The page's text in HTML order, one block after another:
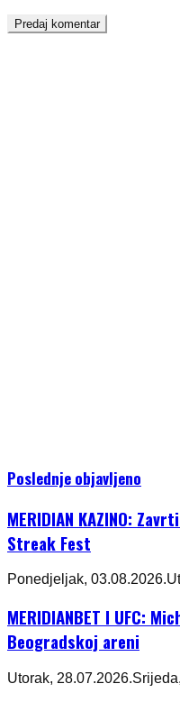
Poslednje objavljeno
MERIDIAN KAZINO:
Streak Fest
Ponedjeljak, 03.08.2026.
MERIDIANBET I UFC:
Beogradskoj areni
Utorak, 28.07.2026.